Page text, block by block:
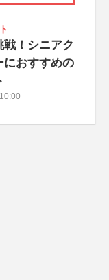
戦！シニアク
におすすめの